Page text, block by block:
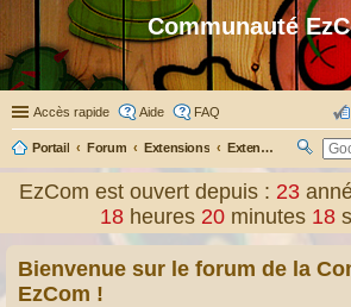
Communauté
Accès rapide Aide FAQ
Portail Forum Extensions Extensions présentées & traduites
ch
er
EzCom est ouvert depuis : 23
18 heures 20 minutes 18
Bienvenue sur le forum de la
EzCom !